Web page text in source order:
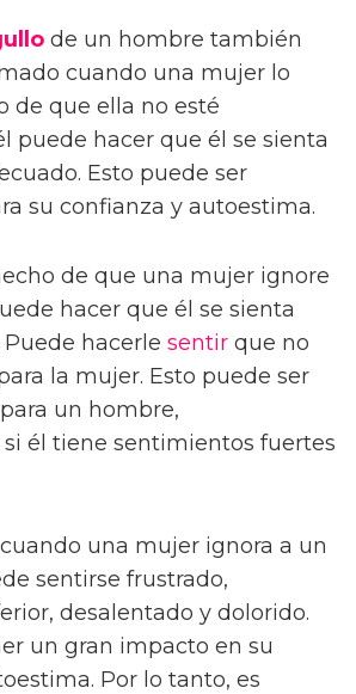
de un hombre también
cuando una mujer lo
de que ella no esté
puede hacer que él se sienta
Esto puede ser
su confianza y autoestima.
de que una mujer ignore
hacer que él se sienta
Puede hacerle sentir que no
la mujer. Esto puede ser
para un hombre,
él tiene sentimientos fuertes
una mujer ignora a un
sentirse frustrado,
desalentado y dolorido.
un gran impacto en su
Por lo tanto, es